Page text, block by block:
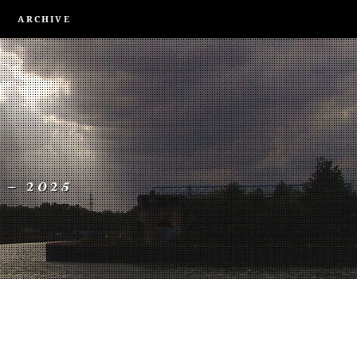
ARCHIVE
– 2025